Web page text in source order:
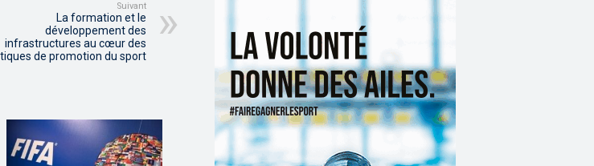
Suivant
La formation et le
développement des
infrastructures au cœur des
de promotion du sport